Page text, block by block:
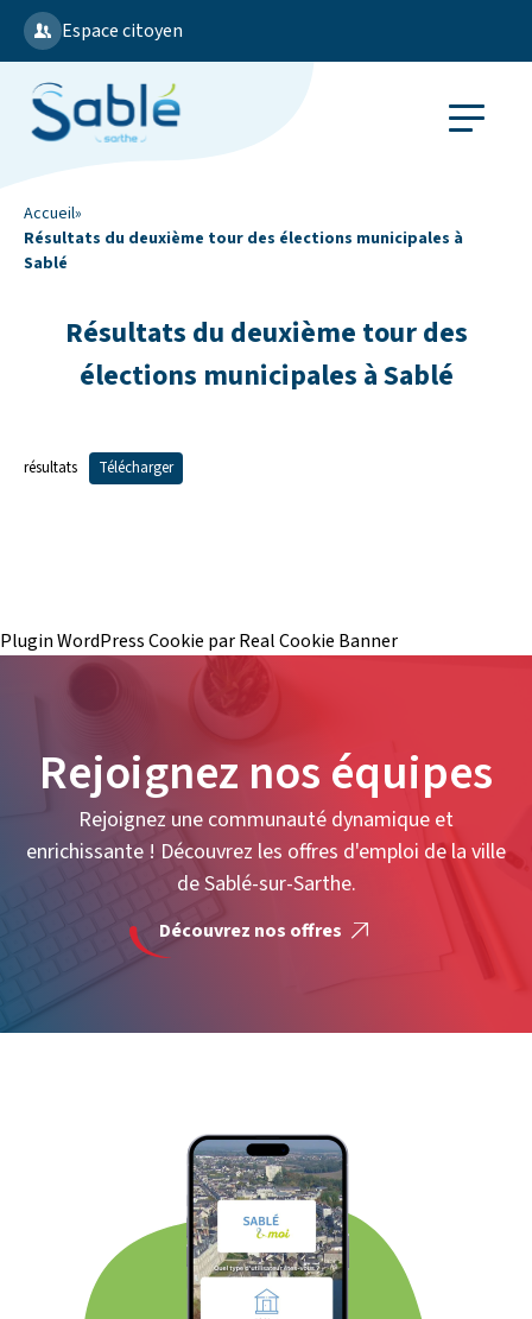
Espace citoyen
Accueil»
Résultats du deuxième tour des élections municipales à
Sablé
Résultats du deuxième tour des
élections municipales à Sablé
résultats Télécharger
Plugin WordPress Cookie par Real Cookie Banner
Rejoignez nos équipes
Rejoignez une communauté dynamique et
enrichissante ! Découvrez les offres d'emploi de la ville
de Sablé-sur-Sarthe.
Découvrez nos offres